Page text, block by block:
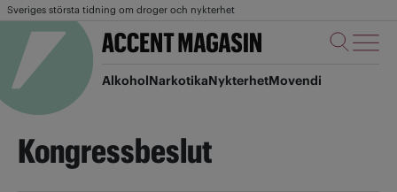
Sveriges största tidning om droger och nykterhet
AlkoholNarkotikaNykterhetMovendi
Kongressbeslut